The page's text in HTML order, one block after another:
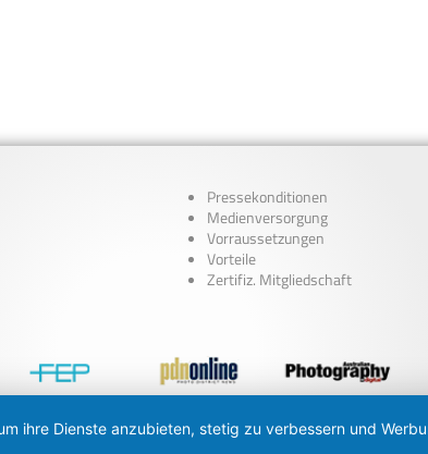
Pressekonditionen
Medienversorgung
Vorraussetzungen
Vorteile
Zertifiz. Mitgliedschaft
ihre Dienste anzubieten, stetig zu verbessern und